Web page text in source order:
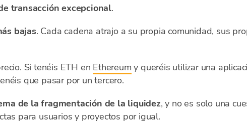
transacción excepcional.
bajas. Cada cadena atrajo a su propia comunidad, sus
Si tenéis ETH en Ethereum y queréis utilizar una
que pasar por un tercero.
de la fragmentación de la liquidez, y no es solo una
para usuarios y proyectos por igual.